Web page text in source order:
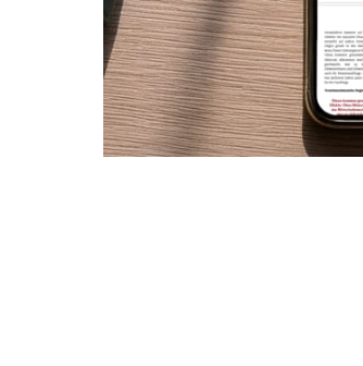
Hébergement
Restauration